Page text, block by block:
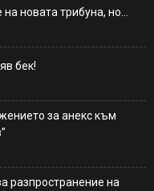
новата трибуна, но…
бек!
за анекс към
разпространение на